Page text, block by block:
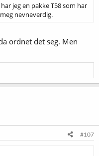
jeg en pakke T58 som har
nevneverdig.
ordnet det seg. Men
#107